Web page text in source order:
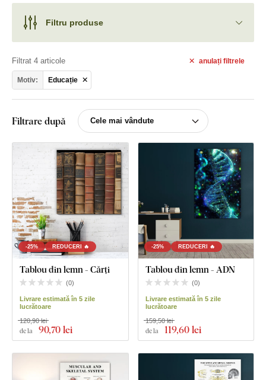
Filtru produse
anulați filtrele
Filtrat 4 articole
Motiv: Educație
Filtrare după
-25% REDUCERI 🔥
Tablou din lemn - Cărți
(0)
Livrare estimată în 5 zile
lucrătoare
de la 90,70 lei
120,90 lei
-25% REDUCERI 🔥
Tablou din lemn - ADN
(0)
Livrare estimată în 5 zile
lucrătoare
de la 119,60 lei
159,50 lei